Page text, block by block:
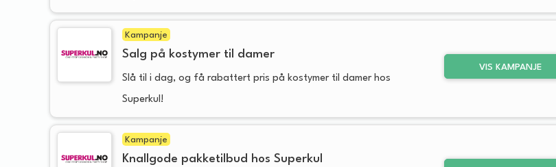
Kampanje
Salg på kostymer til damer
Slå til i dag, og få rabattert pris på kostymer til damer hos
Superkul!
VIS KAMPANJE
Kampanje
Knallgode pakketilbud hos Superkul